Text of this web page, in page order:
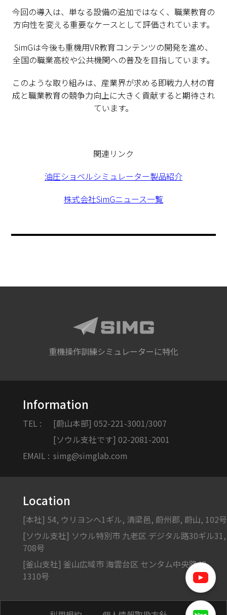
今回の導入は、単なる設備の追加ではなく、職業教育の
方向性を変える重要なケースとして評価されています。
SimGは今後も重機用VR教育コンテンツの開発を進め、
全国の職業高校や公共機関への普及を目指しています。
このような取り組みは、産業界が求める即戦力人材の育
成と職業教育の競争力向上に大きく貢献すると期待され
ています。
関連リンク
油圧ショベルシミュレーター製品紹介
株式会社SimGニュース一覧
重機操作訓練シミュレーターに特化
Information
TEL :
[蔚山本部] 052-221-3001/3007
[ソウル支社です] 02-2081-2001
EMAIL : simg@simglab.com
Location
[本社] 54, ウリヨンヘ1ギル, 清梁邑, 蔚州郡, 蔚山, 102号
[ソウル支社] ソウル特別市 九老区 デジタル路30ギル31,
708号
[釜山支社] 釜山広域市 海雲台区 センタム中央路48,
1310号